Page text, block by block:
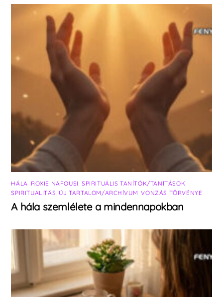
HÁLA ROXIE NAFOUSI SPIRITUÁLIS TANÍTÓK/TANÍTÁSOK
SPIRITUALITÁS ÚJ TARTALOM/ARCHÍVUM ,VONZÁS TÖRVÉNYE
A hála szemlélete a mindennapokban